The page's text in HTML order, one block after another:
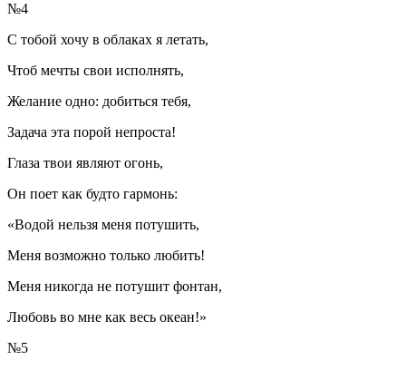
№4
С тобой хочу в облаках я летать,
Чтоб мечты свои исполнять,
Желание одно: добиться тебя,
Задача эта порой непроста!
Глаза твои являют огонь,
Он поет как будто гармонь:
«Водой нельзя меня потушить,
Меня возможно только любить!
Меня никогда не потушит фонтан,
Любовь во мне как весь океан!»
№5